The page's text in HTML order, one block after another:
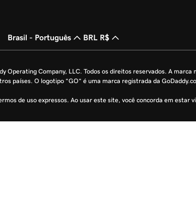
Brasil - Português BRL R$
Operating Company, LLC. Todos os direitos reservados. A
países. O logotipo “GO” é uma marca registrada da
de uso expressos. Ao usar este site, você concorda em estar